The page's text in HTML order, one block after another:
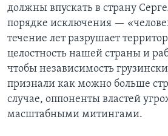
должны впускать в страну
порядке исключения —
течение лет разрушает
целостность нашей страны и
чтобы независимость
признали как можно больше
случае, оппоненты властей
масштабными митингами.